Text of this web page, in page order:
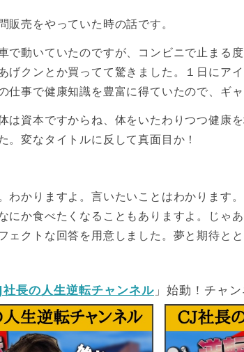
販売をやっていた時の話です。
で動いていたのですが、コンビニで止まる
げクンとか買ってて驚きました。１日にア
仕事で健康知識を豊富に得ていたので、ギ
は資本ですからね、体をいたわりつつ健康
。変なタイトルに反して真面目か！
わかりますよ。言いたいことはわかります。
にか食べたくなることもありますよ。じゃ
ェクトな回答を用意しました。夢と期待と
社長の人生逆転チャンネル」始動！チャ